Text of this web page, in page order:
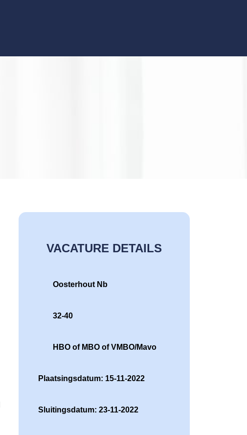
VACATURE DETAILS
Oosterhout Nb
32-40
HBO of MBO of VMBO/Mavo
Plaatsingsdatum: 15-11-2022
Sluitingsdatum: 23-11-2022